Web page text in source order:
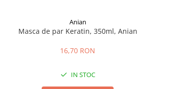
Anian
Masca de par Keratin, 350ml, Anian
16,70 RON
IN STOC